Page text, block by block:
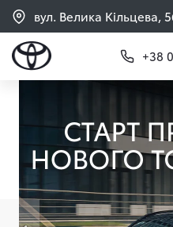
вул. Велика Кільцева,
+38